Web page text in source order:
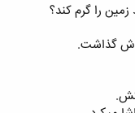
را گرم کند؟
اش گذاشت.